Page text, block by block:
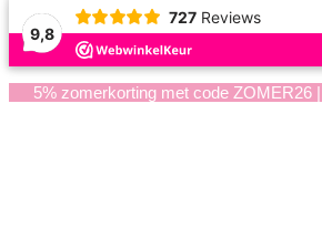
9,8
727 Reviews
5% zomerkorting met code ZOMER26